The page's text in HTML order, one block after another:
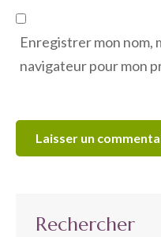
Enregistrer mon nom,
navigateur pour mon
Rechercher